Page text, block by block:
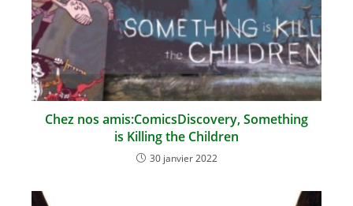
Chez nos amis:ComicsDiscovery, Something
is Killing the Children
30 janvier 2022